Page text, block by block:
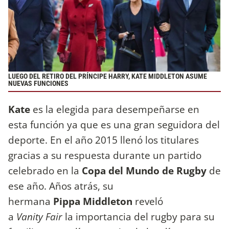
LUEGO DEL RETIRO DEL PRÍNCIPE HARRY, KATE MIDDLETON ASUME
NUEVAS FUNCIONES
Kate es la elegida para desempeñarse en
esta función ya que es una gran seguidora del
deporte. En el año 2015 llenó los titulares
gracias a su respuesta durante un partido
celebrado en la Copa del Mundo de Rugby de
ese año. Años atrás, su
hermana Pippa Middleton reveló
a Vanity Fair la importancia del rugby para su